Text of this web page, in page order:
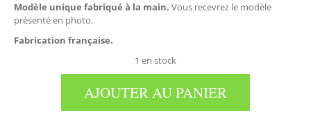
Modèle unique fabriqué à la main. Vous recevrez le modèle
présenté en photo.
Fabrication française.
1 en stock
AJOUTER AU PANIER